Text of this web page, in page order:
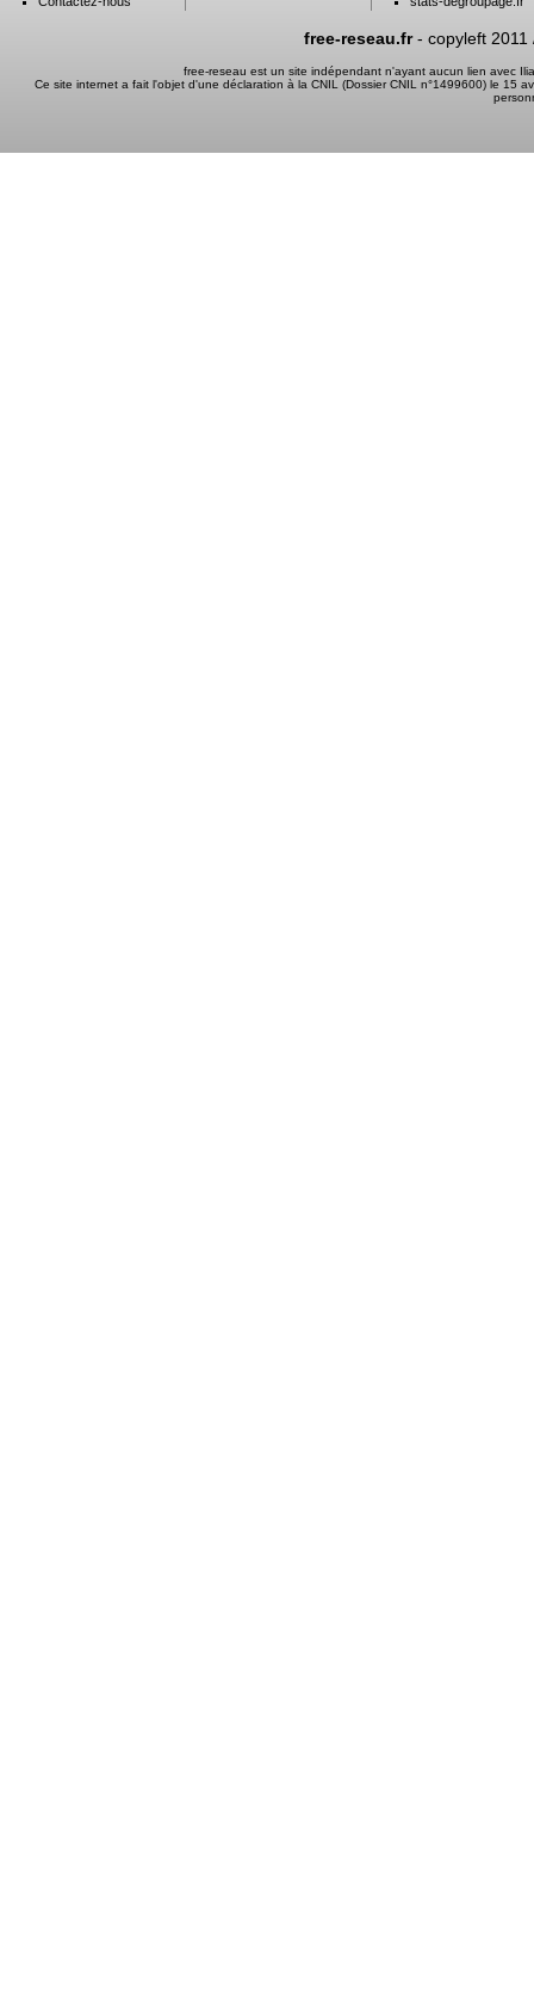
free-reseau.fr- copyleft 2011
free-reseau est un site indépendant n'ayant aucun lien avec
Ce site internet a fait l'objet d'une déclaration à la CNIL (Dossier CNIL n°1499600) le 15